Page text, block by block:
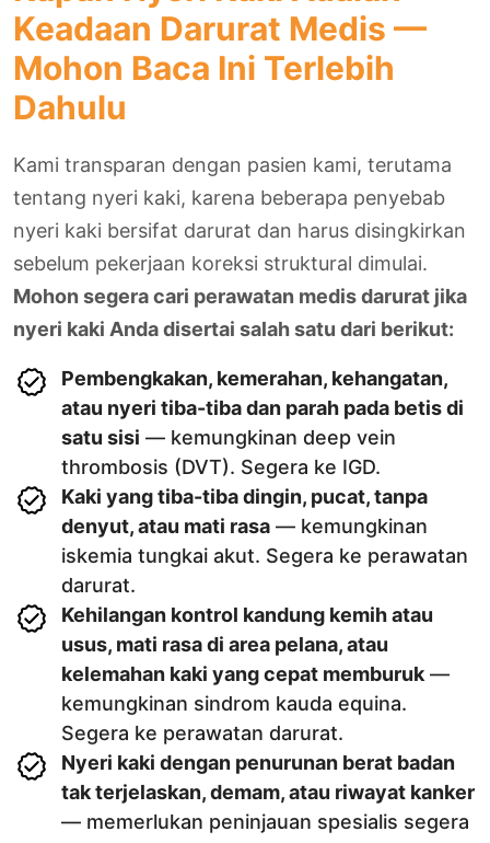
Keadaan Darurat Medis —
Mohon Baca Ini Terlebih
Dahulu
Kami transparan dengan pasien kami, terutama
tentang nyeri kaki, karena beberapa penyebab
nyeri kaki bersifat darurat dan harus disingkirkan
sebelum pekerjaan koreksi struktural dimulai.
Mohon segera cari perawatan medis darurat jika
nyeri kaki Anda disertai salah satu dari berikut:
Pembengkakan, kemerahan, kehangatan,
atau nyeri tiba-tiba dan parah pada betis di
satu sisi — kemungkinan deep vein
thrombosis (DVT). Segera ke IGD.
Kaki yang tiba-tiba dingin, pucat, tanpa
denyut, atau mati rasa — kemungkinan
iskemia tungkai akut. Segera ke perawatan
darurat.
Kehilangan kontrol kandung kemih atau
usus, mati rasa di area pelana, atau
kelemahan kaki yang cepat memburuk —
kemungkinan sindrom kauda equina.
Segera ke perawatan darurat.
Nyeri kaki dengan penurunan berat badan
tak terjelaskan, demam, atau riwayat kanker
— memerlukan peninjauan spesialis segera